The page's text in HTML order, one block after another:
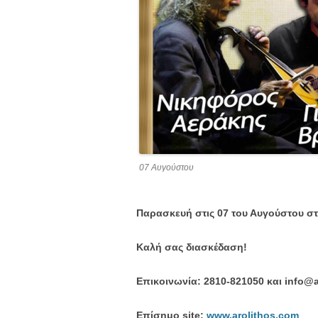
07 Αυγούστου
Παρασκευή στις 07 του Αυγούστου
Καλή σας διασκέδαση!
Επικοινωνία: 2810-821050 και
Eπίσημο site: www.arolithos.com